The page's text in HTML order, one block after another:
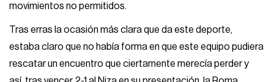
movimientos no permitidos.
Tras erras la ocasión más clara que da este deporte,
estaba claro que no había forma en que este equipo pudiera
rescatar un encuentro que ciertamente merecía perder y